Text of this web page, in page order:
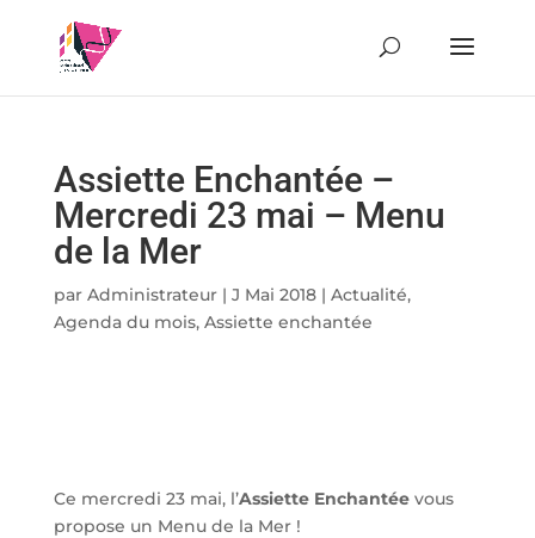
Assiette Enchantée –
Mercredi 23 mai – Menu
de la Mer
par Administrateur| J Mai 2018| Actualité,
Agenda du mois, Assiette enchantée
Ce mercredi 23 mai, l’Assiette Enchantéevous
propose un Menu de la Mer !